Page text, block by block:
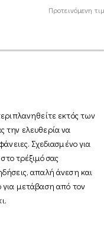
Προτεινόμενη
εκτός των
την ελευθερία να
Σχεδιασμένο για
τρέξιμό σας
απαλή άνεση και
μετάβαση από τον